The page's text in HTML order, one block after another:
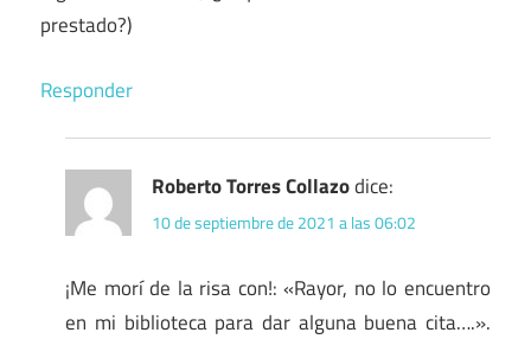
prestado?)
Responder
Roberto Torres Collazodice:
10 de septiembre de 2021 a las 06:02
¡Me morí de la risa con!: «Rayor, no lo encuentro
en mi biblioteca para dar alguna buena cita….».